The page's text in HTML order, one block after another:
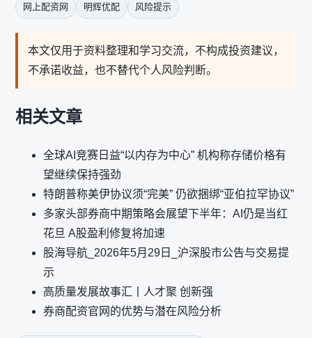
网上配资网 明辉优配 风险提示
本文仅用于资料整理和学习交流，不构成投资建议，
不承诺收益，也不替代个人风险判断。
相关文章
全球AI竞赛日益“以内存为中心” 机构称存储价格有
望继续保持强劲
特朗普称美伊协议须“完美” 仍欲捆绑“亚伯拉罕协议”
多家头部券商中期策略会展望下半年：AI仍是当红
花旦 A股盈利修复将加速
股海导航_2026年5月29日_沪深股市公告与交易提
示
高质量发展故事汇丨人才聚 创新强
券商配资官网的优势与潜在风险分析